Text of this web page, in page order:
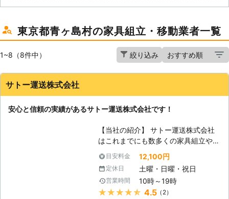
東京都青ヶ島村の家具組立・移動業者一覧
1~8（8件中） 絞り込み
サトー運送株式会社
安心と信頼の実績があるサトー運送株式会社です！
【当社の紹介】 サトー運送株式会社
はこれまでにも数多くの家具組立や移
動を行わせて頂いてきた実績のある会
社であり、現場経験の多い優秀なスタ
ッフが揃っております。親しみやすい
サービスをご用意してお客様満足度の
高い作業を提供させて頂きますので、
目安料金 12,100円
定休日 土曜・日曜・祝日
営業時間 10時～19時
★★★★★ 4.5（2）